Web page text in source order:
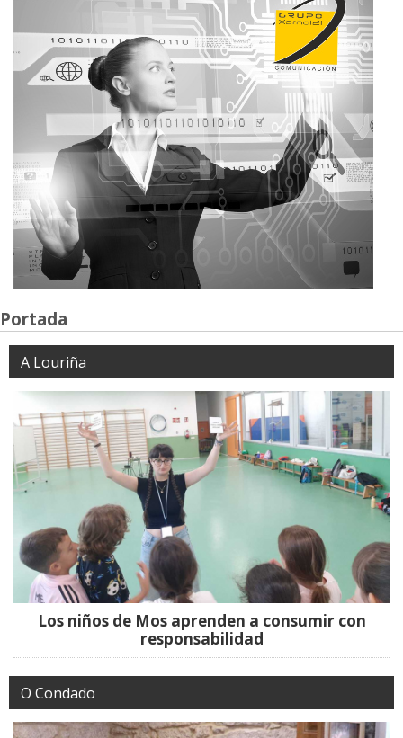
Portada
A Louriña
Los niños de Mos aprenden a consumir con
responsabilidad
O Condado